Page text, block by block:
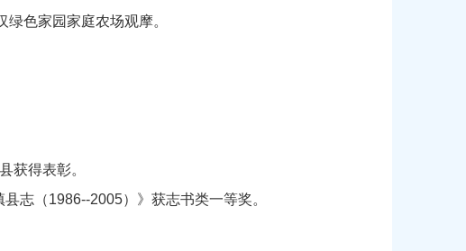
色家园家庭农场观摩。
获得表彰。
志（1986--2005）》获志书类一等奖。